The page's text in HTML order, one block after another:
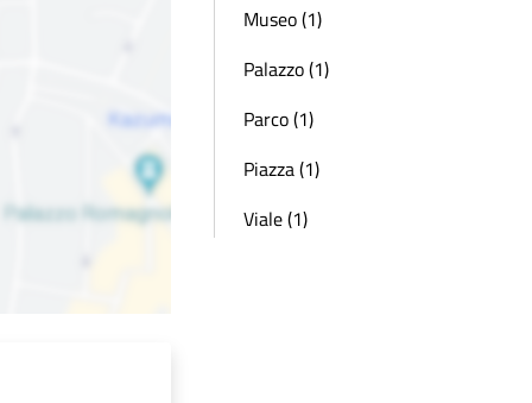
Museo (1)
Palazzo (1)
Parco (1)
Piazza (1)
Viale (1)